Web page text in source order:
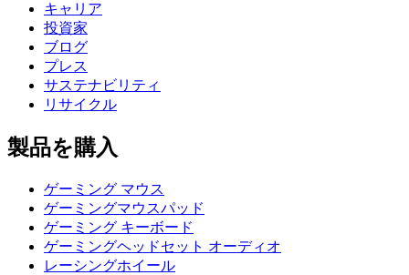
キャリア
投資家
ブログ
プレス
サステナビリティ
リサイクル
製品を購入
ゲーミング マウス
ゲーミングマウスパッド
ゲーミング キーボード
ゲーミングヘッドセット オーディオ
レーシングホイール